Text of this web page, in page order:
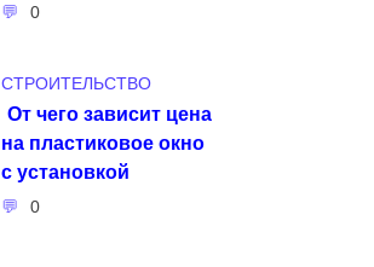
0
СТРОИТЕЛЬСТВО
От чего зависит цена
на пластиковое окно
с установкой
0